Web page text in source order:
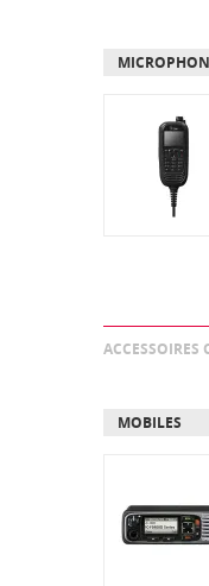
ACCESSOIRES
MOBILES